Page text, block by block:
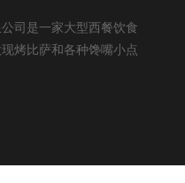
司是一家大型西餐饮食
烤比萨和各种馋嘴小点